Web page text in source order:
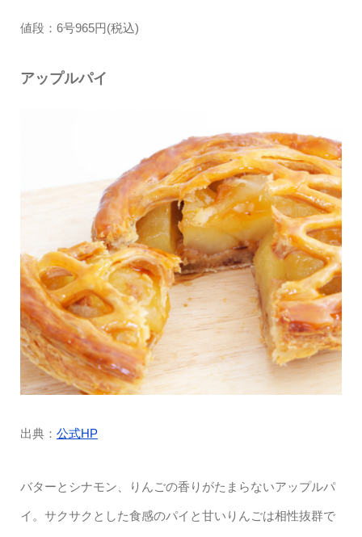
値段：6号965円(税込)
アップルパイ
出典： 公式HP
バターとシナモン、りんごの香りがたまらないアップルパ
イ。サクサクとした食感のパイと甘いりんごは相性抜群で